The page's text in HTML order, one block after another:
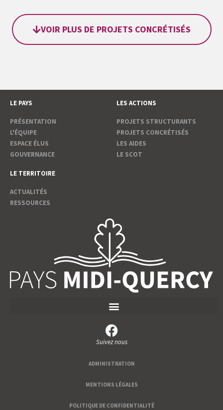
VOIR PLUS DE PROJETS CONCRÉTISÉS
LE PAYS
PRÉSENTATION
L'ÉQUIPE
ESPACE ÉLUS
GOUVERNANCE
LES ACTIONS
PROJETS STRUCTURANTS
PROJETS CONCRÉTISÉS
LES AIDES
LE SCOT
LE TERRITOIRE
ACTUALITÉS
RESSOURCES
Suivez nous
ADMINISTRATION
MENTIONS LÉGALES
POLITIQUE DE CONFIDENTIALITÉ